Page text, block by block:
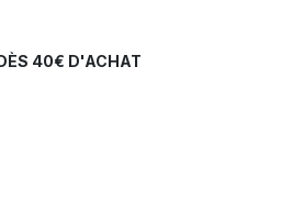
40€ D'ACHAT